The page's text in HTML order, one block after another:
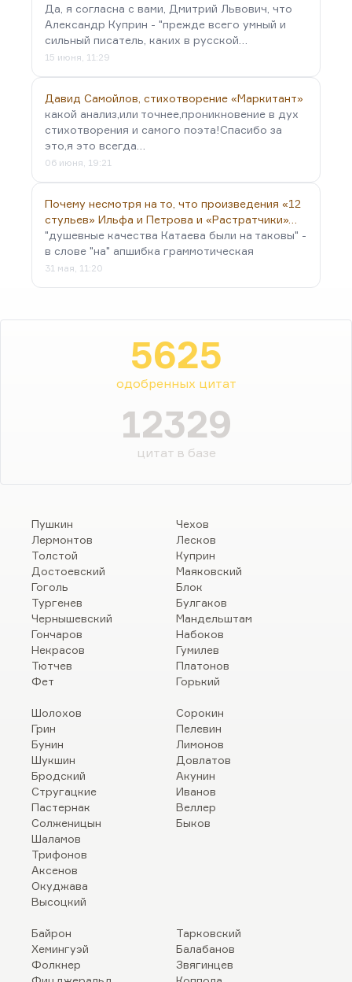
Да, я согласна с вами, Дмитрий Львович, что
Александр Куприн - "прежде всего умный и
сильный писатель, каких в русской…
15 июня, 11:29
Давид Самойлов, стихотворение «Маркитант»
какой анализ,или точнее,проникновение в дух
стихотворения и самого поэта!Спасибо за
это,я это всегда…
06 июня, 19:21
Почему несмотря на то, что произведения «12
стульев» Ильфа и Петрова и «Растратчики»…
"душевные качества Катаева были на таковы" -
в слове "на" апшибка граммотическая
31 мая, 11:20
5625
одобренных цитат
12329
цитат в базе
Пушкин
Лермонтов
Толстой
Достоевский
Гоголь
Тургенев
Чернышевский
Гончаров
Некрасов
Тютчев
Фет
Чехов
Лесков
Куприн
Маяковский
Блок
Булгаков
Мандельштам
Набоков
Гумилев
Платонов
Горький
Шолохов
Грин
Бунин
Шукшин
Бродский
Стругацкие
Пастернак
Солженицын
Шаламов
Трифонов
Аксенов
Окуджава
Высоцкий
Сорокин
Пелевин
Лимонов
Довлатов
Акунин
Иванов
Веллер
Быков
Байрон
Хемингуэй
Фолкнер
Тарковский
Балабанов
Звягинцев